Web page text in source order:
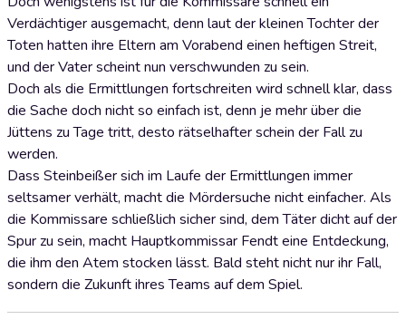
Verdächtiger ausgemacht, denn laut der kleinen Tochter der
Toten hatten ihre Eltern am Vorabend einen heftigen Streit,
und der Vater scheint nun verschwunden zu sein.
Doch als die Ermittlungen fortschreiten wird schnell klar, dass
die Sache doch nicht so einfach ist, denn je mehr über die
Jüttens zu Tage tritt, desto rätselhafter schein der Fall zu
werden.
Dass Steinbeißer sich im Laufe der Ermittlungen immer
seltsamer verhält, macht die Mördersuche nicht einfacher. Als
die Kommissare schließlich sicher sind, dem Täter dicht auf der
Spur zu sein, macht Hauptkommissar Fendt eine Entdeckung,
die ihm den Atem stocken lässt. Bald steht nicht nur ihr Fall,
sondern die Zukunft ihres Teams auf dem Spiel.